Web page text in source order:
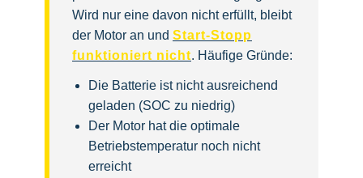
Wird nur eine davon nicht erfüllt, bleibt
der Motor an und Start-Stopp
funktioniert nicht. Häufige Gründe:
Die Batterie ist nicht ausreichend
geladen (SOC zu niedrig)
Der Motor hat die optimale
Betriebstemperatur noch nicht
erreicht